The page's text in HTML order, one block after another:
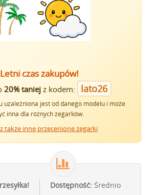
Letni czas zakupów!
20% taniejz kodem: lato26
uzależniona jest od danego modelu i może
inna dla różnych zegarków.
także inne przecenione zegarki
Dostępność: Średnio